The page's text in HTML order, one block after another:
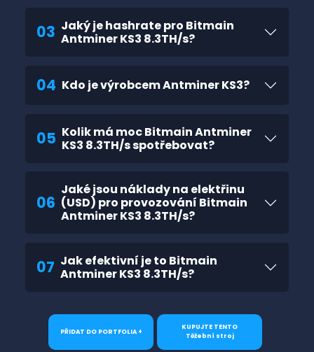
03 Jaký je hashrate pro Bitmain
Antminer KS3 8.3TH/s?
04 Kdo je výrobcem Antminer KS3?
05 Kolik má moc Bitmain Antminer
KS3 8.3TH/s spotřebovat?
06
Jaké jsou náklady na elektřinu
(USD) pro provozování Bitmain
Antminer KS3 8.3TH/s?
07 Jak efektivní je to Bitmain
Antminer KS3 8.3TH/s?
PŘIDAT DO PORTFOLIA +
KUPUJTE TENTO
Těžební stroj